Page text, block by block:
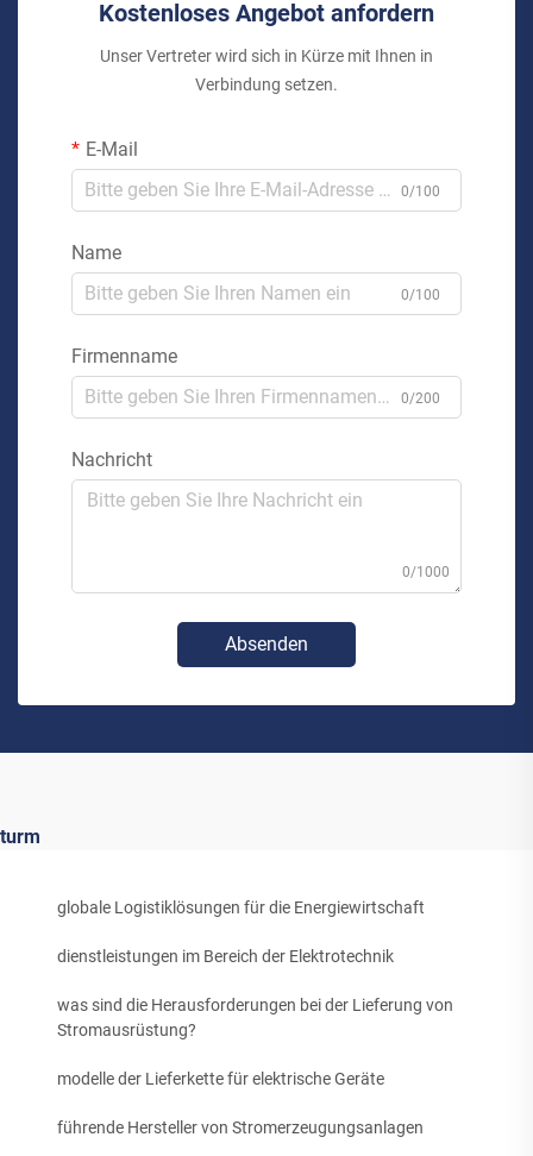
Kostenloses Angebot anfordern
Unser Vertreter wird sich in Kürze mit Ihnen in
Verbindung setzen.
E-Mail
0/100
Name
0/100
Firmenname
0/200
Nachricht
0/1000
Absenden
turm
globale Logistiklösungen für die Energiewirtschaft
dienstleistungen im Bereich der Elektrotechnik
was sind die Herausforderungen bei der Lieferung von
Stromausrüstung?
modelle der Lieferkette für elektrische Geräte
führende Hersteller von Stromerzeugungsanlagen